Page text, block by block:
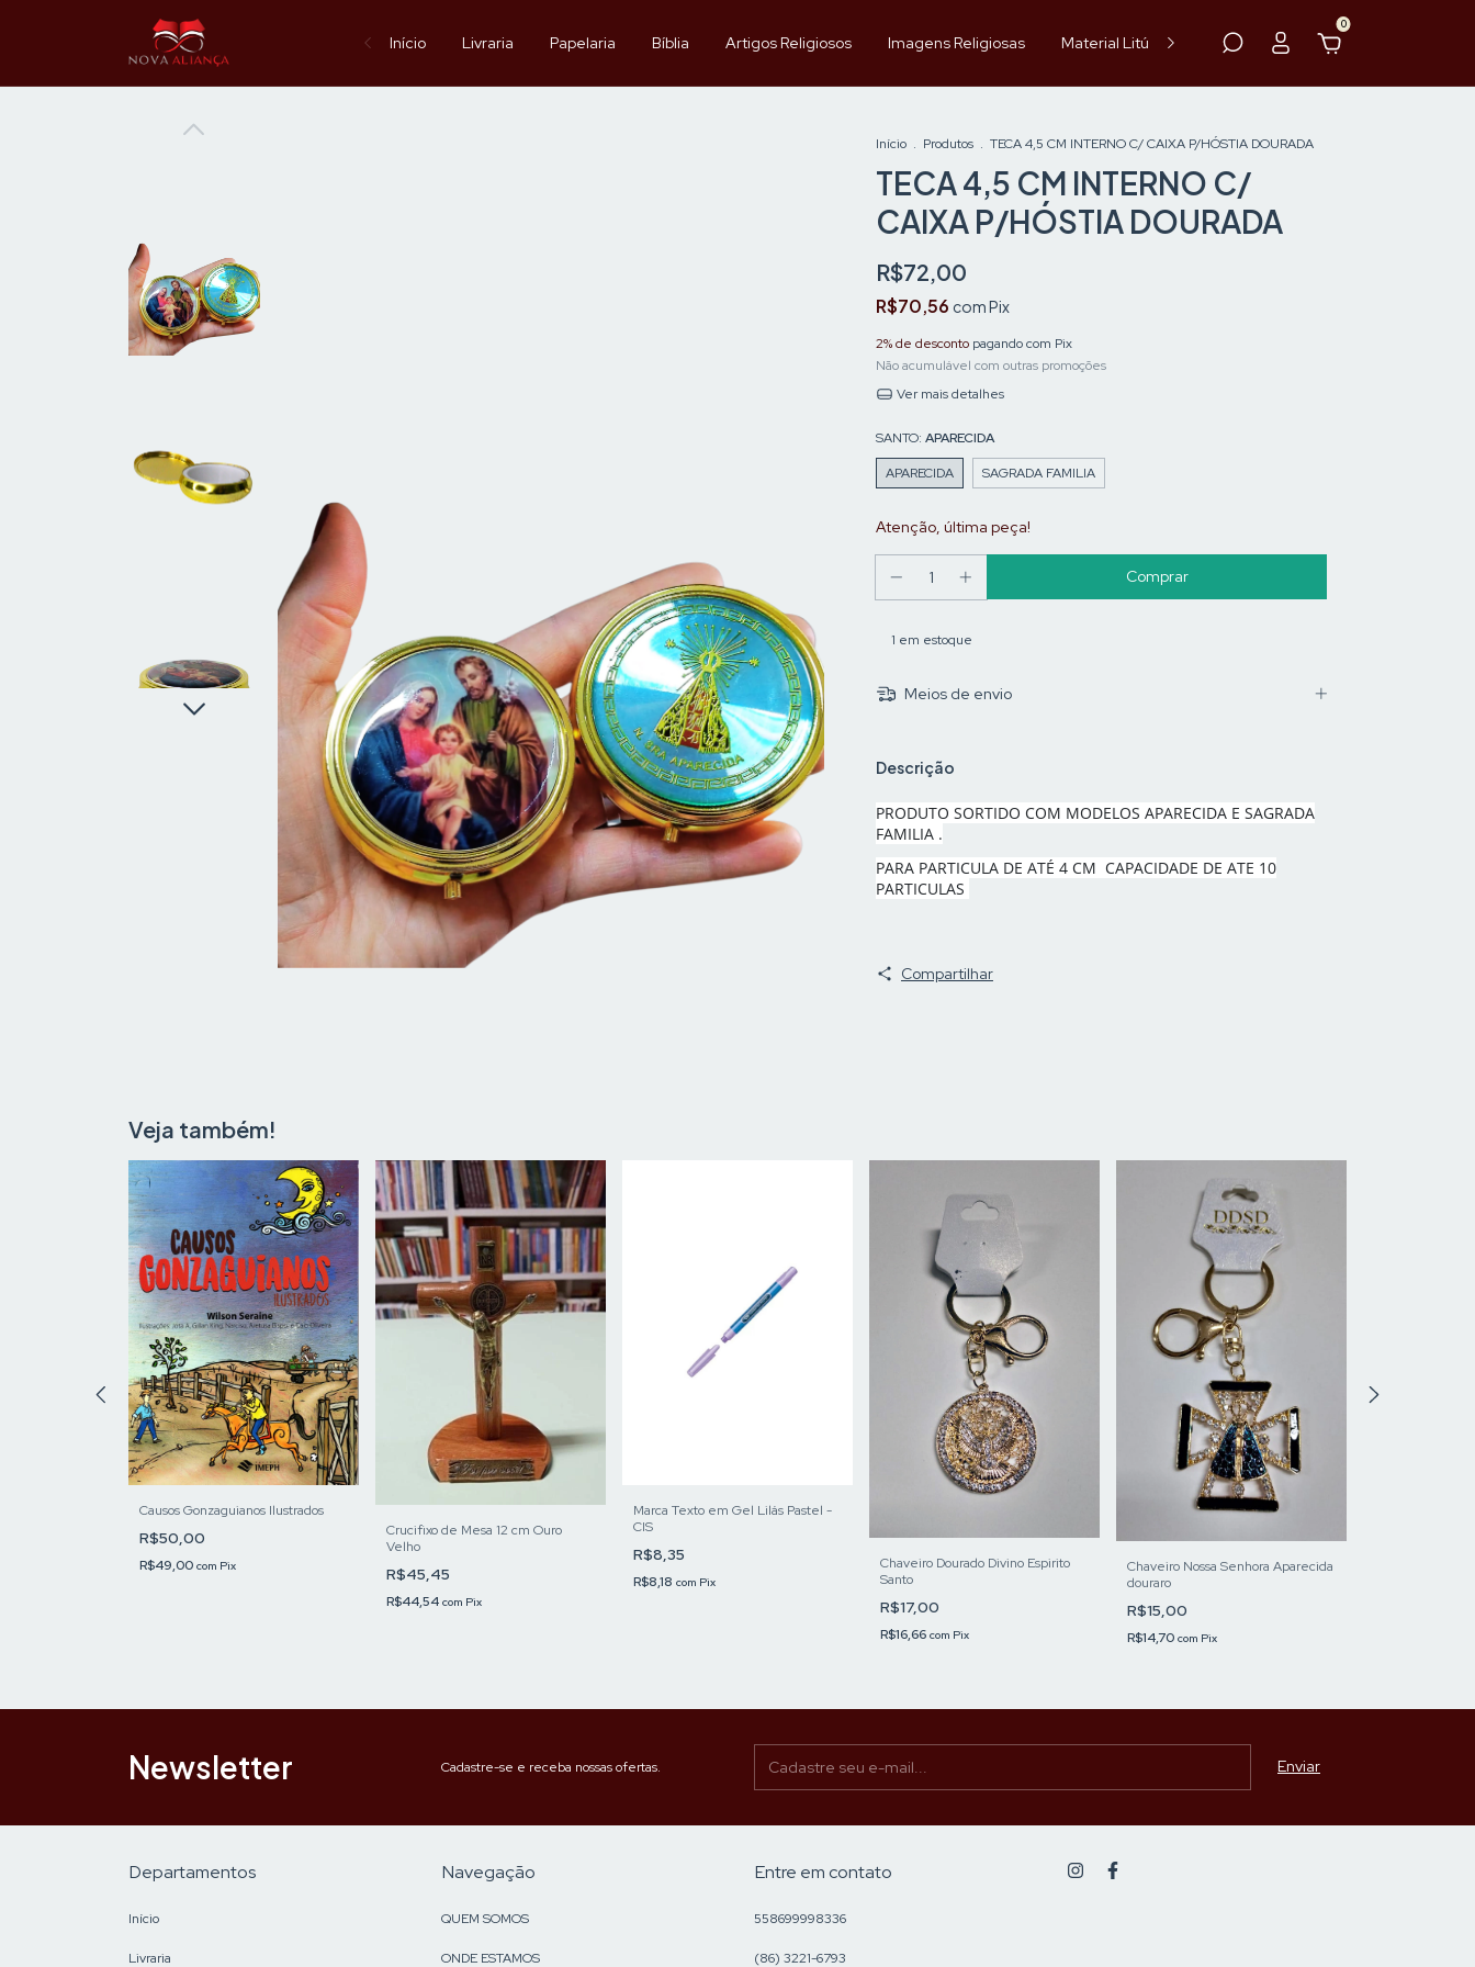
Início Livraria Papelaria Bíblia Artigos Religiosos Imagens Religiosas Material Litúrgico Paramentos
0
Início . Produtos . TECA 4,5 CM INTERNO C/ CAIXA P/HÓSTIA DOURADA
TECA 4,5 CM INTERNO C/
CAIXA P/HÓSTIA DOURADA
R$72,00
R$70,56 comPix
2% de desconto pagando com Pix
Não acumulável com outras promoções
Ver mais detalhes
SANTO: APARECIDA
APARECIDA
SAGRADA FAMILIA
Atenção, última peça!
1 em estoque
Meios de envio
Descrição
PRODUTO SORTIDO COM MODELOS APARECIDA E SAGRADA
FAMILIA .
PARA PARTICULA DE ATÉ 4 CM CAPACIDADE DE ATE 10
PARTICULAS
Compartilhar
Veja também!
Causos Gonzaguianos Ilustrados
R$50,00
R$49,00 com Pix
Crucifixo de Mesa 12 cm Ouro
Velho
R$45,45
R$44,54 com Pix
Marca Texto em Gel Lilás Pastel -
CIS
R$8,35
R$8,18 com Pix
Chaveiro Dourado Divino Espirito
Santo
R$17,00
R$16,66 com Pix
Chaveiro Nossa Senhora Aparecida
douraro
R$15,00
R$14,70 com Pix
Newsletter Cadastre-se e receba nossas ofertas.
Departamentos
Início
Livraria
Navegação
QUEM SOMOS
ONDE ESTAMOS
Entre em contato
558699998336
(86) 3221-6793